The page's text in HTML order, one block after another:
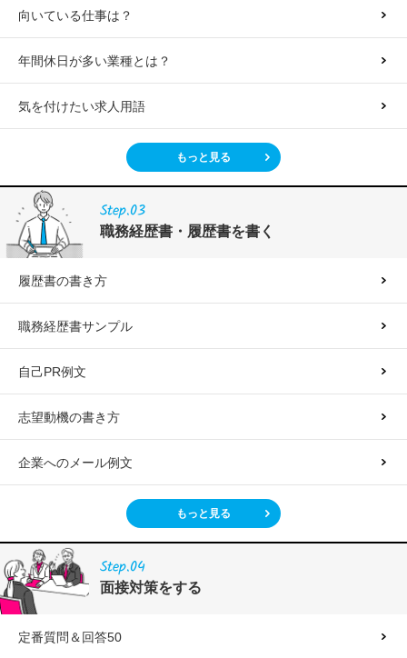
向いている仕事は？
年間休日が多い業種とは？
気を付けたい求人用語
もっと見る
職務経歴書・履歴書を書く
履歴書の書き方
職務経歴書サンプル
自己PR例文
志望動機の書き方
企業へのメール例文
もっと見る
面接対策をする
定番質問＆回答50